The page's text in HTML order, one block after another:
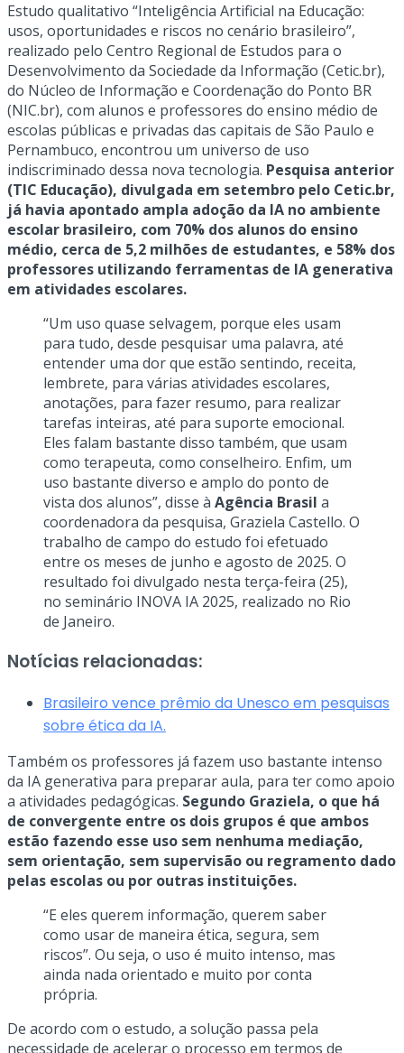
Estudo qualitativo “Inteligência Artificial na Educação:
usos, oportunidades e riscos no cenário brasileiro”,
realizado pelo Centro Regional de Estudos para o
Desenvolvimento da Sociedade da Informação (Cetic.br),
do Núcleo de Informação e Coordenação do Ponto BR
(NIC.br), com alunos e professores do ensino médio de
escolas públicas e privadas das capitais de São Paulo e
Pernambuco, encontrou um universo de uso
indiscriminado dessa nova tecnologia. Pesquisa anterior
(TIC Educação), divulgada em setembro pelo Cetic.br,
já havia apontado ampla adoção da IA no ambiente
escolar brasileiro, com 70% dos alunos do ensino
médio, cerca de 5,2 milhões de estudantes, e 58% dos
professores utilizando ferramentas de IA generativa
em atividades escolares.
“Um uso quase selvagem, porque eles usam
para tudo, desde pesquisar uma palavra, até
entender uma dor que estão sentindo, receita,
lembrete, para várias atividades escolares,
anotações, para fazer resumo, para realizar
tarefas inteiras, até para suporte emocional.
Eles falam bastante disso também, que usam
como terapeuta, como conselheiro. Enfim, um
uso bastante diverso e amplo do ponto de
vista dos alunos”, disse à Agência Brasil a
coordenadora da pesquisa, Graziela Castello. O
trabalho de campo do estudo foi efetuado
entre os meses de junho e agosto de 2025. O
resultado foi divulgado nesta terça-feira (25),
no seminário INOVA IA 2025, realizado no Rio
de Janeiro.
Notícias relacionadas:
Brasileiro vence prêmio da Unesco em pesquisas
sobre ética da IA.
Também os professores já fazem uso bastante intenso
da IA generativa para preparar aula, para ter como apoio
a atividades pedagógicas. Segundo Graziela, o que há
de convergente entre os dois grupos é que ambos
estão fazendo esse uso sem nenhuma mediação,
sem orientação, sem supervisão ou regramento dado
pelas escolas ou por outras instituições.
“E eles querem informação, querem saber
como usar de maneira ética, segura, sem
riscos”. Ou seja, o uso é muito intenso, mas
ainda nada orientado e muito por conta
própria.
De acordo com o estudo, a solução passa pela
necessidade de acelerar o processo em termos de